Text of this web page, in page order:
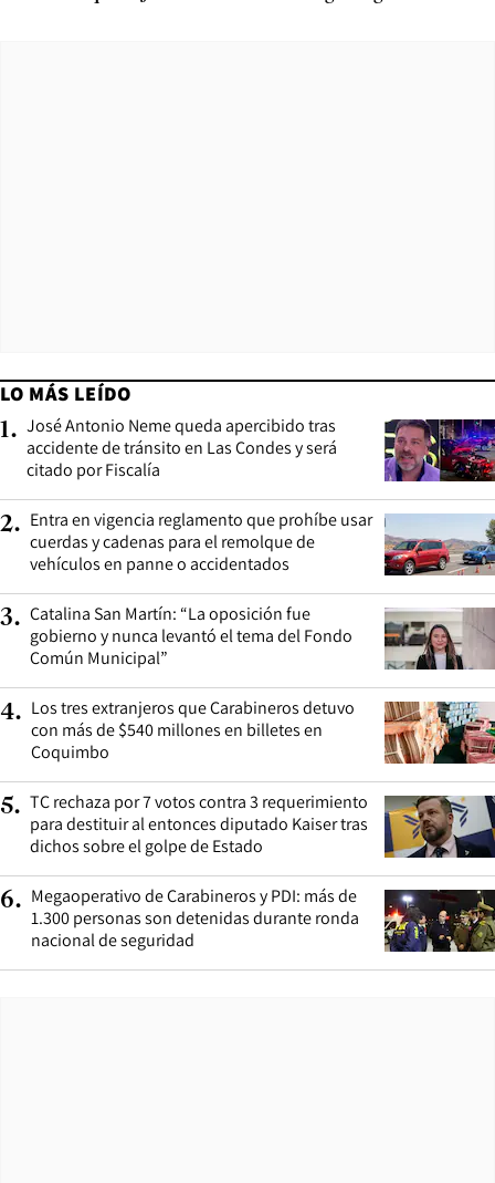
LO MÁS LEÍDO
1. José Antonio Neme queda apercibido tras
accidente de tránsito en Las Condes y será
citado por Fiscalía
2. Entra en vigencia reglamento que prohíbe usar
cuerdas y cadenas para el remolque de
vehículos en panne o accidentados
3. Catalina San Martín: “La oposición fue
gobierno y nunca levantó el tema del Fondo
Común Municipal”
4. Los tres extranjeros que Carabineros detuvo
con más de $540 millones en billetes en
Coquimbo
5. TC rechaza por 7 votos contra 3 requerimiento
para destituir al entonces diputado Kaiser tras
dichos sobre el golpe de Estado
6. Megaoperativo de Carabineros y PDI: más de
1.300 personas son detenidas durante ronda
nacional de seguridad